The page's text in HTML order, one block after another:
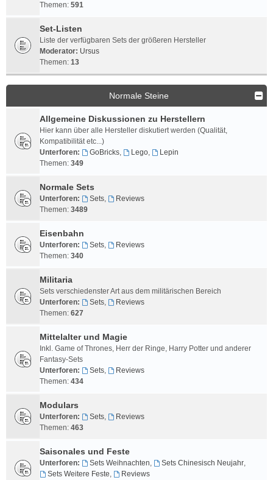
Themen: 591
Set-Listen
Liste der verfügbaren Sets der größeren Hersteller
Moderator: Ursus
Themen: 13
Normale Steine
Allgemeine Diskussionen zu Herstellern
Hier kann über alle Hersteller diskutiert werden (Qualität,
Kompatibilität etc...)
Unterforen:
GoBricks, Lego,
Lepin
Themen: 349
Normale Sets
Unterforen: Sets,
Reviews
Themen: 3489
Eisenbahn
Unterforen: Sets,
Reviews
Themen: 340
Militaria
Sets verschiedenster Art aus dem militärischen Bereich
Unterforen:
Sets,
Reviews
Themen: 627
Mittelalter und Magie
Inkl. Game of Thrones, Herr der Ringe, Harry Potter und anderer
Fantasy-Sets
Unterforen:
Sets,
Reviews
Themen: 434
Modulars
Unterforen: Sets,
Reviews
Themen: 463
Saisonales und Feste
Unterforen: Sets Weihnachten, Sets Chinesisch Neujahr,
Sets Weitere Feste, Reviews